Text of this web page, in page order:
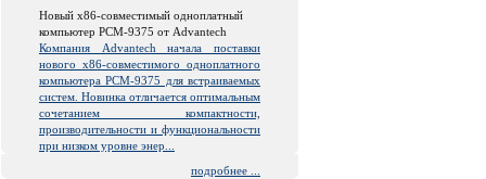
Новый x86-совместимый одноплатный
компьютер PCM-9375 от Advantech
Компания Advantech начала поставки
нового x86-совместимого одноплатного
компьютера PCM-9375 для встраиваемых
систем. Новинка отличается оптимальным
сочетанием компактности,
производительности и функциональности
при низком уровне энер...
подробнее ...